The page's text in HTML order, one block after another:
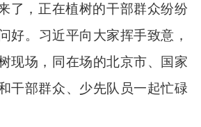
了，正在植树的干部群众纷纷
好。 习近平向大家挥手致意，
现场，同在场的北京市、国家
干部群众、少先队员一起忙碌